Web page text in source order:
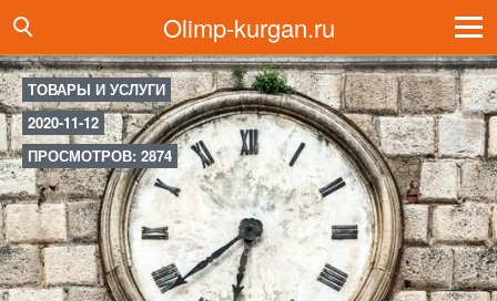
Olimp-kurgan.ru
ТОВАРЫ И УСЛУГИ
2020-11-12
ПРОСМОТРОВ: 2874